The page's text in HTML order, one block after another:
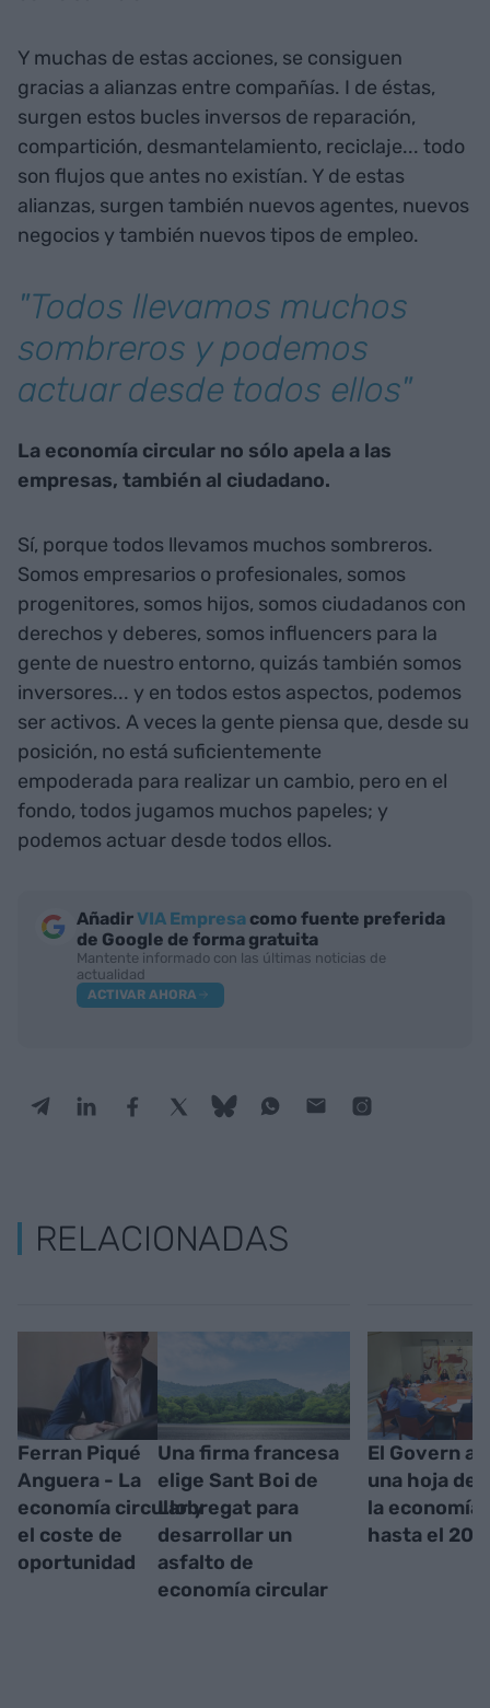
Y muchas de estas acciones, se consiguen
gracias a alianzas entre compañías. I de éstas,
surgen estos bucles inversos de reparación,
compartición, desmantelamiento, reciclaje... todo
son flujos que antes no existían. Y de estas
alianzas, surgen también nuevos agentes, nuevos
negocios y también nuevos tipos de empleo.
"Todos llevamos muchos
sombreros y podemos
actuar desde todos ellos"
La economía circular no sólo apela a las
empresas, también al ciudadano.
Sí, porque todos llevamos muchos sombreros.
Somos empresarios o profesionales, somos
progenitores, somos hijos, somos ciudadanos con
derechos y deberes, somos influencers para la
gente de nuestro entorno, quizás también somos
inversores... y en todos estos aspectos, podemos
ser activos. A veces la gente piensa que, desde su
posición, no está suficientemente
empoderada para realizar un cambio, pero en el
fondo, todos jugamos muchos papeles; y
podemos actuar desde todos ellos.
AñadirVIA Empresa como fuente preferida
de Google de forma gratuita
Mantente informado con las últimas noticias de
actualidad
ACTIVAR AHORA
RELACIONADAS
Ferran Piqué
Anguera - La
economía circular y
el coste de
oportunidad
Una firma francesa
elige Sant Boi de
Llobregat para
desarrollar un
asfalto de
economía circular
El Govern
una hoja de
la economía
hasta el